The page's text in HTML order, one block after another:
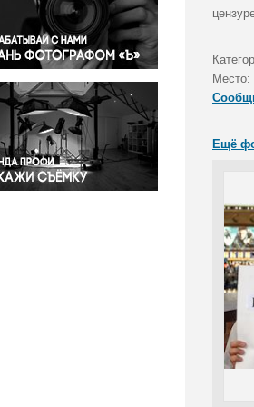
Правосудие
Происшествия и конфликты
Религия
Светская жизнь
Спорт
Экология
Экономика и бизнес
Место:
Ещё